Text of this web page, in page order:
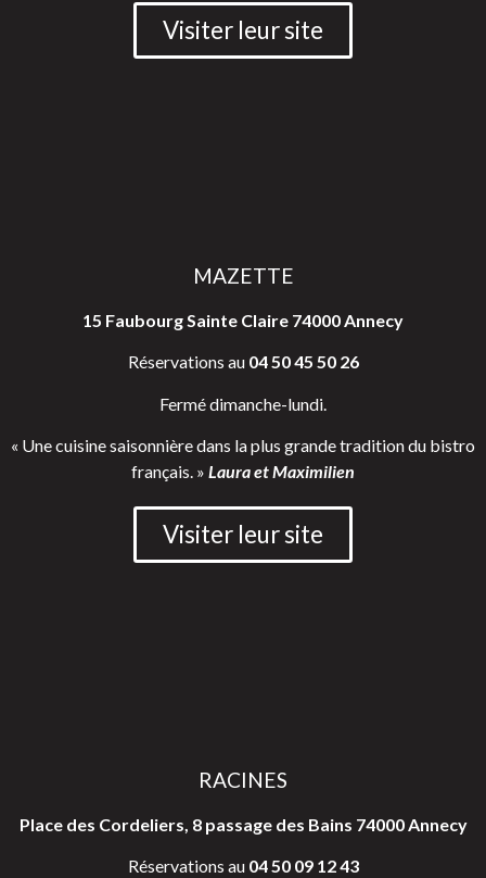
Visiter leur site
MAZETTE
15 Faubourg Sainte Claire 74000 Annecy
Réservations au 04 50 45 50 26
Fermé dimanche-lundi.
« Une cuisine saisonnière dans la plus grande tradition du bistro
français. » Laura et Maximilien
Visiter leur site
RACINES
Place des Cordeliers, 8 passage des Bains 74000 Annecy
Réservations au 04 50 09 12 43